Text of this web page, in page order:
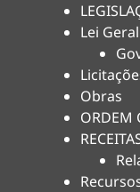
Lei
Obras
ORDEM